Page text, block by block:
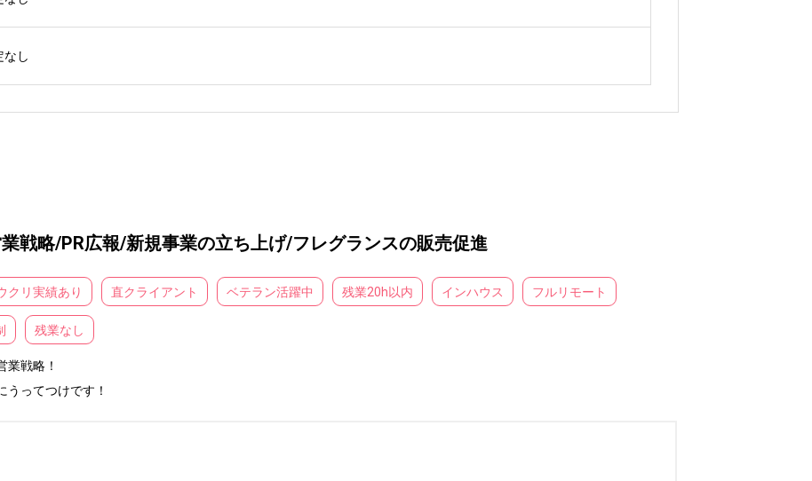
なし
業戦略/PR広報/新規事業の立ち上げ/フレグランスの販売促進
クリ実績あり 直クライアント ベテラン活躍中 残業20h以内 インハウス フルリモート
残業なし
戦略！
ってつけです！